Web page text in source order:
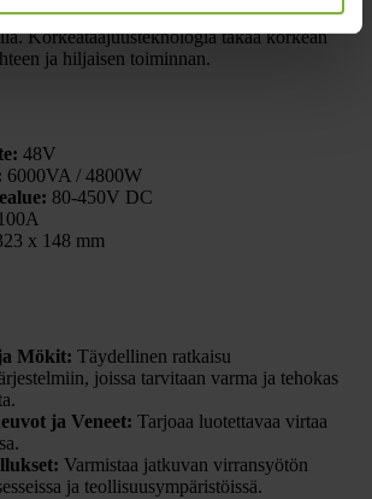
vain 11 kg, mikä tekee siitä helpon asentaa
Korkeataajuusteknologia takaa korkean
ja hiljaisen toiminnan.
48V
6000VA / 4800W
80-450V DC
100A
x 148 mm
Mökit: Täydellinen ratkaisu
joissa tarvitaan varma ja tehokas
ja Veneet: Tarjoaa luotettavaa virtaa
Varmistaa jatkuvan virransyötön
ja teollisuusympäristöissä.